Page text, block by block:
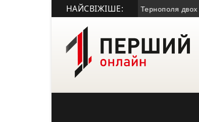
НАЙСВІЖІШЕ:
Молодіжної міської ради Тернополя двох скликань